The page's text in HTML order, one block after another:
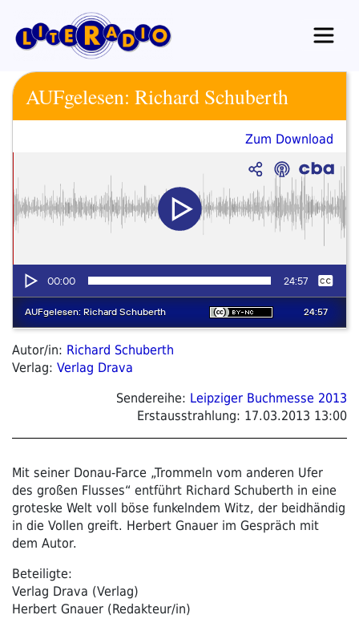
Inhalt
springen
AUFgelesen: Richard Schuberth
Zum Download
Autor/in: Richard Schuberth
Verlag: Verlag Drava
Sendereihe: Leipziger Buchmesse 2013
Erstausstrahlung: 17.03.2013 13:00
Mit seiner Donau-Farce „Trommeln vom anderen Ufer
des großen Flusses“ entführt Richard Schuberth in eine
groteske Welt voll böse funkelndem Witz, der beidhändig
in die Vollen greift. Herbert Gnauer im Gespräch mit
dem Autor.
Beteiligte:
Verlag Drava (Verlag)
Herbert Gnauer (Redakteur/in)